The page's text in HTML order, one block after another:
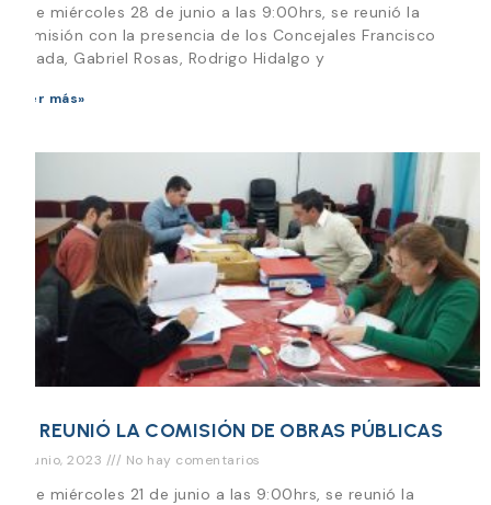
Este miércoles 28 de junio a las 9:00hrs, se reunió la
Comisión con la presencia de los Concejales Francisco
Parada, Gabriel Rosas, Rodrigo Hidalgo y
Leer más»
SE REUNIÓ LA COMISIÓN DE OBRAS PÚBLICAS
21 junio, 2023 No hay comentarios
Este miércoles 21 de junio a las 9:00hrs, se reunió la